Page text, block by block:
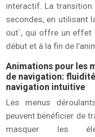
interactif. La transition
secondes, en utilisant
out`, qui offre un effet
début et à la fin de
Animations pour les
de navigation:
navigation intuitive
Les menus
peuvent bénéficier de
masquer les